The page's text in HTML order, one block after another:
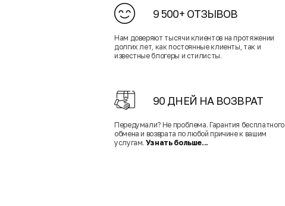
9 500+ ОТЗЫВОВ
Нам доверяют тысячи клиентов на протяжении
долгих лет, как постоянные клиенты, так и
известные блогеры и стилисты.
90 ДНЕЙ НА ВОЗВРАТ
Передумали? Не проблема. Гарантия бесплатного
обмена и возврата по любой причине к вашим
услугам. Узнать больше...